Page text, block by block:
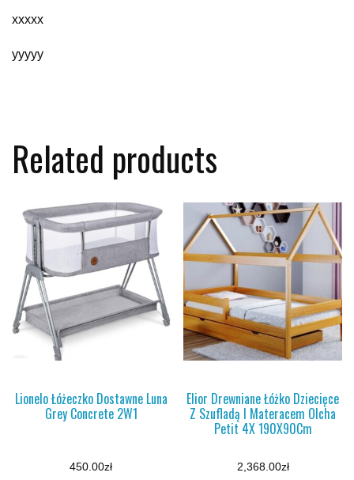
xxxxx
yyyyy
Related products
Lionelo Łóżeczko Dostawne Luna
Grey Concrete 2W1
450.00zł
Elior Drewniane Łóżko Dziecięce
Z Szufladą I Materacem Olcha
Petit 4X 190X90Cm
2,368.00zł